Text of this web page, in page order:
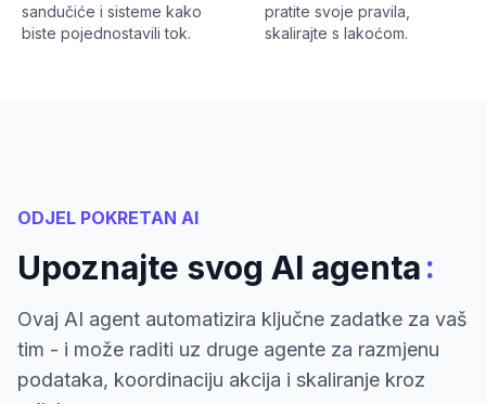
sandučiće i sisteme kako
biste pojednostavili tok.
pratite svoje pravila,
skalirajte s lakoćom.
ODJEL POKRETAN AI
Upoznajte svog AI agenta:
Ovaj AI agent automatizira ključne zadatke za vaš
tim - i može raditi uz druge agente za razmjenu
podataka, koordinaciju akcija i skaliranje kroz